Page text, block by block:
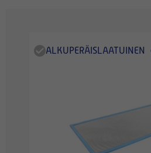
ALKUPERÄISLAATUINEN